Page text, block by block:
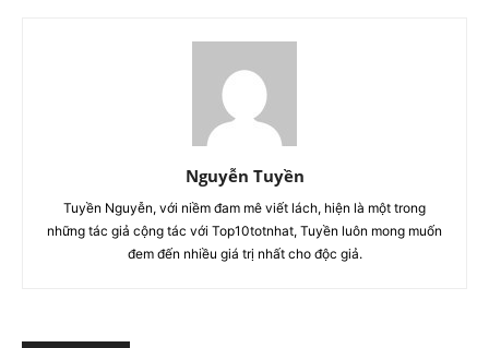
Nguyễn Tuyền
Tuyền Nguyễn, với niềm đam mê viết lách, hiện là một trong
những tác giả cộng tác với Top10totnhat, Tuyền luôn mong muốn
đem đến nhiều giá trị nhất cho độc giả.